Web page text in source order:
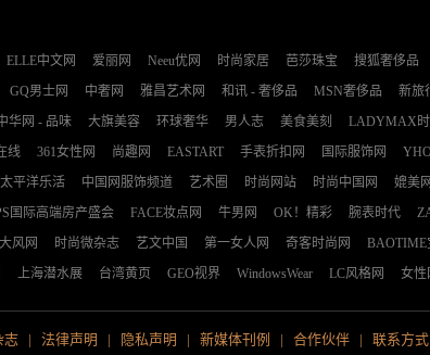
ELLE中文网 爱丽网 Neeu优网 时尚家居 芭莎珠宝 搜狐奢侈品
GQ男士网 中奢网 雅昌艺术网 和讯 - 奢侈品 MSN奢侈品 新旅
华网 - 品味 大旗美容 环球奢华 男人志 美食美刻 LADYMAX时
线 361女性网 尚趣网 EASTART 手表折扣网 国际服饰网
太平洋乐活 中国网服饰频道 艺术圈 时尚网站 时尚中国网 媲美网
国际高端房产盛会 FACE妆点网 牛男网 OK！精彩 腕表时代
大风网 时尚微杂志 艺文中国 第一女人网 奇客时尚网 BAOTIME
上海潜水展 台湾黄页 GEO视界 WindowsWear LC风格网 女性
志| 法律声明 | 隐私声明 | 新媒体刊例 | 合作伙伴| 联系方式